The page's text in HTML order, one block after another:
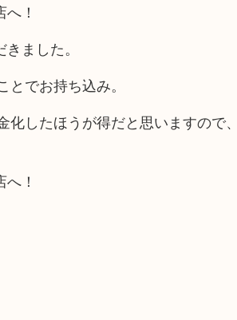
！
ました。
でお持ち込み。
したほうが得だと思いますので
！